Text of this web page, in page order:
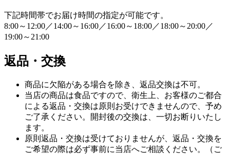
下記時間帯でお届け時間の指定が可能です。
8:00～12:00／14:00～16:00／16:00～18:00／18:00～20:00／
19:00～21:00
返品・交換
商品に欠陥がある場合を除き、返品交換は不可。
当店の商品は食品ですので、衛生上、お客様のご都合
による返品・交換は原則お受けできませんので、予め
ご了承ください。開封後の交換は、一切お断りいたし
ます。
原則返品・交換は受けておりませんが、返品・交換を
ご希望の際は必ず事前に当店へご相談ください。（ご